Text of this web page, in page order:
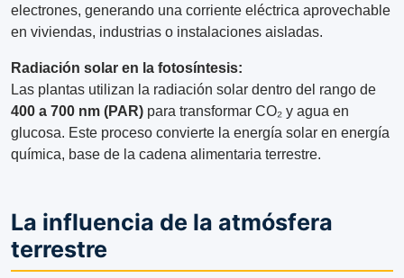
electrones, generando una corriente eléctrica aprovechable
en viviendas, industrias o instalaciones aisladas.
Radiación solar en la fotosíntesis:
Las plantas utilizan la radiación solar dentro del rango de
400 a 700 nm (PAR) para transformar CO₂ y agua en
glucosa. Este proceso convierte la energía solar en energía
química, base de la cadena alimentaria terrestre.
La influencia de la atmósfera
terrestre